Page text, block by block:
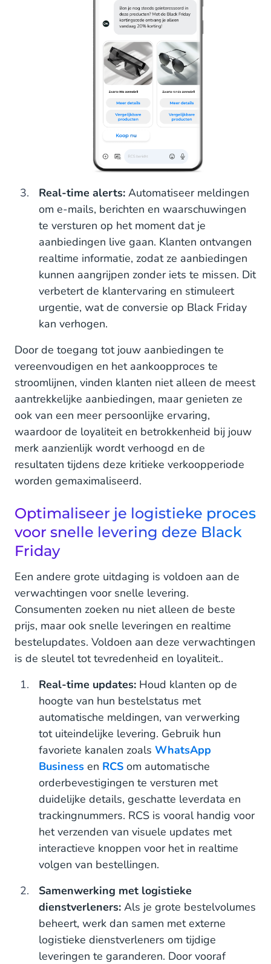
Real-time alerts: Automatiseer meldingen
om e-mails, berichten en waarschuwingen
te versturen op het moment dat je
aanbiedingen live gaan. Klanten ontvangen
realtime informatie, zodat ze aanbiedingen
kunnen aangrijpen zonder iets te missen. Dit
verbetert de klantervaring en stimuleert
urgentie, wat de conversie op Black Friday
kan verhogen.
Door de toegang tot jouw aanbiedingen te
vereenvoudigen en het aankoopproces te
stroomlijnen, vinden klanten niet alleen de meest
aantrekkelijke aanbiedingen, maar genieten ze
ook van een meer persoonlijke ervaring,
waardoor de loyaliteit en betrokkenheid bij jouw
merk aanzienlijk wordt verhoogd en de
resultaten tijdens deze kritieke verkoopperiode
worden gemaximaliseerd.
Optimaliseer je logistieke proces
voor snelle levering deze Black
Friday
Een andere grote uitdaging is voldoen aan de
verwachtingen voor snelle levering.
Consumenten zoeken nu niet alleen de beste
prijs, maar ook snelle leveringen en realtime
bestelupdates. Voldoen aan deze verwachtingen
is de sleutel tot tevredenheid en loyaliteit..
Real-time updates: Houd klanten op de
hoogte van hun bestelstatus met
automatische meldingen, van verwerking
tot uiteindelijke levering. Gebruik hun
favoriete kanalen zoals WhatsApp
Business en RCS om automatische
orderbevestigingen te versturen met
duidelijke details, geschatte leverdata en
trackingnummers. RCS is vooral handig voor
het verzenden van visuele updates met
interactieve knoppen voor het in realtime
volgen van bestellingen.
Samenwerking met logistieke
dienstverleners: Als je grote bestelvolumes
beheert, werk dan samen met externe
logistieke dienstverleners om tijdige
leveringen te garanderen. Door vooraf